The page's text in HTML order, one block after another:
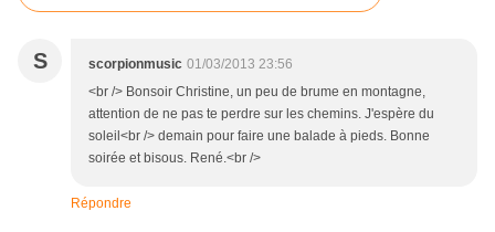
S scorpionmusic 01/03/2013 23:56
<br /> Bonsoir Christine, un peu de brume en montagne,
attention de ne pas te perdre sur les chemins. J'espère du
soleil<br /> demain pour faire une balade à pieds. Bonne
soirée et bisous. René.<br />
Répondre